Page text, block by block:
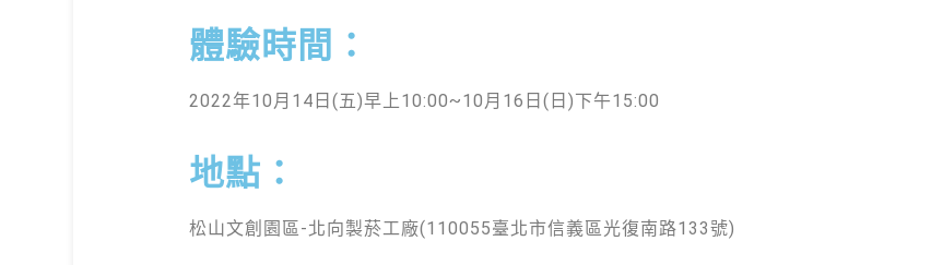
體驗時間：
2022年10月14日(五)早上10:00~10月16日(日)下午15:00
地點：
松山文創園區-北向製菸工廠(110055臺北市信義區光復南路133號)